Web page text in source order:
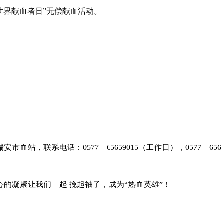
献血者日”无偿献血活动。
市血站，联系电话：0577—65659015（工作日），
凝聚让我们一起 挽起袖子，成为“热血英雄”！